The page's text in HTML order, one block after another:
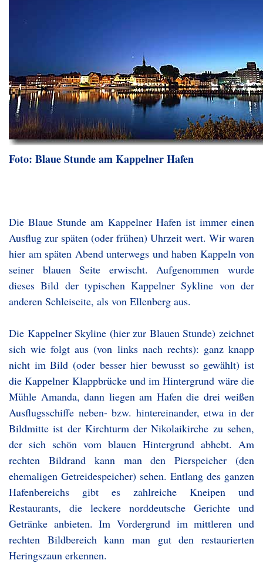
Foto: Blaue Stunde am Kappelner Hafen
Die Blaue Stunde am Kappelner Hafen ist immer einen
Ausflug zur späten (oder frühen) Uhrzeit wert. Wir waren
hier am späten Abend unterwegs und haben Kappeln von
seiner blauen Seite erwischt. Aufgenommen wurde
dieses Bild der typischen Kappelner Sykline von der
anderen Schleiseite, als von Ellenberg aus.
Die Kappelner Skyline (hier zur Blauen Stunde) zeichnet
sich wie folgt aus (von links nach rechts): ganz knapp
nicht im Bild (oder besser hier bewusst so gewählt) ist
die Kappelner Klappbrücke und im Hintergrund wäre die
Mühle Amanda, dann liegen am Hafen die drei weißen
Ausflugsschiffe neben- bzw. hintereinander, etwa in der
Bildmitte ist der Kirchturm der Nikolaikirche zu sehen,
der sich schön vom blauen Hintergrund abhebt. Am
rechten Bildrand kann man den Pierspeicher (den
ehemaligen Getreidespeicher) sehen. Entlang des ganzen
Hafenbereichs gibt es zahlreiche Kneipen und
Restaurants, die leckere norddeutsche Gerichte und
Getränke anbieten. Im Vordergrund im mittleren und
rechten Bildbereich kann man gut den restaurierten
Heringszaun erkennen.